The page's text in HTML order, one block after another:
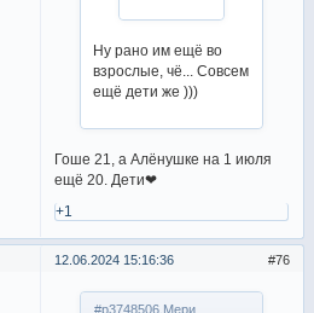
Ну рано им ещё во
взрослые, чё... Совсем
ещё дети же )))
Гоше 21, а Алёнушке на 1 июля
ещё 20. Дети❤
+1
76
12.06.2024 15:16:36
#p3748506,Мери